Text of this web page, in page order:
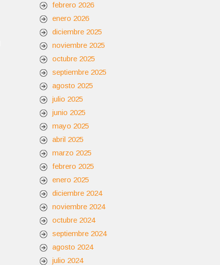
febrero 2026
enero 2026
diciembre 2025
noviembre 2025
octubre 2025
septiembre 2025
agosto 2025
julio 2025
junio 2025
mayo 2025
abril 2025
marzo 2025
febrero 2025
enero 2025
diciembre 2024
noviembre 2024
octubre 2024
septiembre 2024
agosto 2024
julio 2024